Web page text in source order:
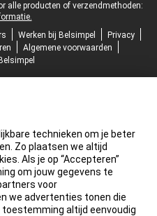
alle producten of verzendmethoden:
Werken bij Belsimpel
Privacy
Algemene voorwaarden
technieken om je beter
Zo plaatsen we altijd
Als je op “Accepteren”
om jouw gegevens te
voor
we advertenties tonen die
toestemming altijd eenvoudig